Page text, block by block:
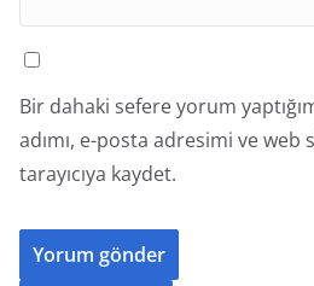
Bir dahaki sefere yorum
adımı, e-posta adresimi ve web
tarayıcıya kaydet.